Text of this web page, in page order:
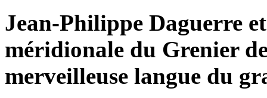
Jean-Philippe Daguerre
méridionale du Grenier
merveilleuse langue du